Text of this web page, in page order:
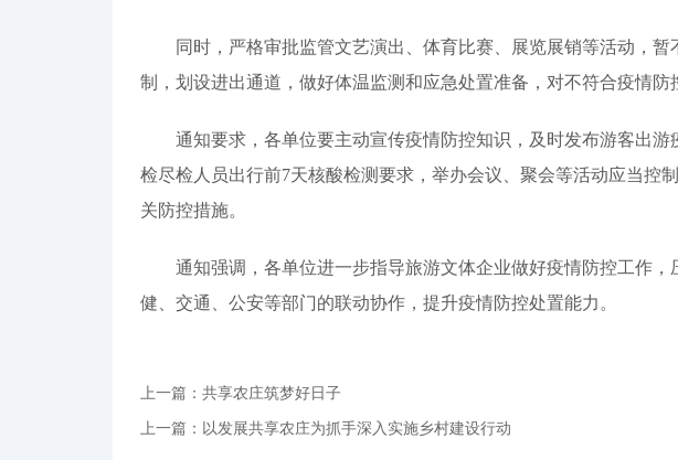
同时，严格审批监管文艺演出、体育比赛、展览展销等活动，暂
制，划设进出通道，做好体温监测和应急处置准备，对不符合疫情防
通知要求，各单位要主动宣传疫情防控知识，及时发布游客出游
检尽检人员出行前7天核酸检测要求，举办会议、聚会等活动应当控
关防控措施。
通知强调，各单位进一步指导旅游文体企业做好疫情防控工作，
健、交通、公安等部门的联动协作，提升疫情防控处置能力。
上一篇：共享农庄筑梦好日子
上一篇：以发展共享农庄为抓手深入实施乡村建设行动